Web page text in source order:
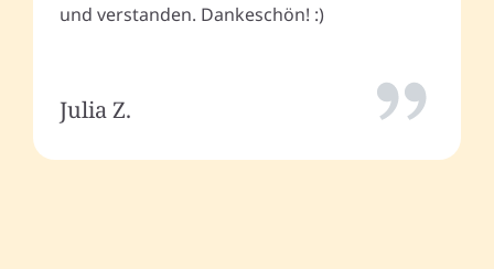
und verstanden. Dankeschön! :)
Julia Z.